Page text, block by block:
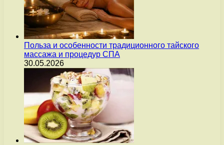
Польза и особенности традиционного тайского
массажа и процедур СПА
30.05.2026